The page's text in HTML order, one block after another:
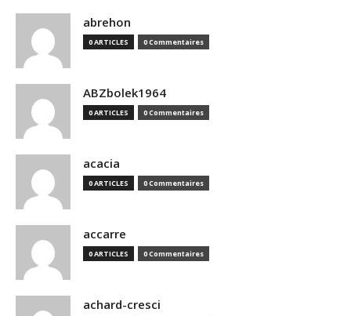
abrehon
0 ARTICLES 0 Commentaires
ABZbolek1964
0 ARTICLES 0 Commentaires
acacia
0 ARTICLES 0 Commentaires
accarre
0 ARTICLES 0 Commentaires
achard-cresci